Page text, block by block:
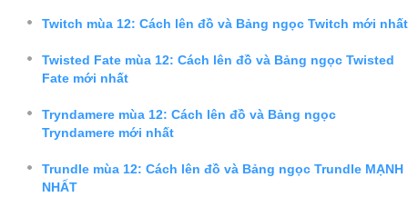
Twitch mùa 12: Cách lên đồ và Bảng ngọc Twitch mới nhất
Twisted Fate mùa 12: Cách lên đồ và Bảng ngọc Twisted
Fate mới nhất
Tryndamere mùa 12: Cách lên đồ và Bảng ngọc
Tryndamere mới nhất
Trundle mùa 12: Cách lên đồ và Bảng ngọc Trundle MẠNH
NHẤT